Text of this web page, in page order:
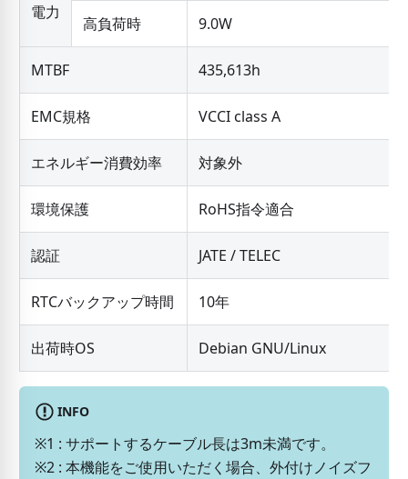
電力
高負荷時 9.0W
MTBF 435,613h
EMC規格 VCCI class A
エネルギー消費効率 対象外
環境保護 RoHS指令適合
認証 JATE / TELEC
RTCバックアップ時間 10年
出荷時OS Debian GNU/Linux
INFO
※1 : サポートするケーブル長は3m未満です。
※2 : 本機能をご使用いただく場合、外付けノイズフ